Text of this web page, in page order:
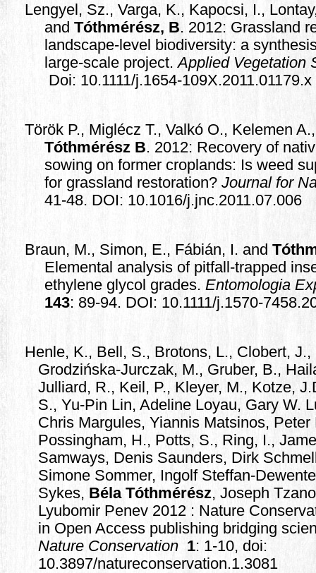
Lengyel, Sz., Varga, K., Kapocsi, I.,
andTóthmérész, B. 2012: Grassland
landscape-level biodiversity: a
large-scale project.Applied Vegetation
Doi: 10.1111/j.1654-109X.2011.01179.x
Török P., Miglécz T., Valkó O., Kelemen
Tóthmérész B. 2012: Recovery of
sowing on former croplands: Is weed
for grassland restoration?Journal for
41-48. DOI: 10.1016/j.jnc.2011.07.006
Braun, M., Simon, E., Fábián, I. and
Elemental analysis of pitfall-trapped
ethylene glycol grades.Entomologia
143: 89-94. DOI: 10.1111/j.1570-
Henle, K., Bell, S., Brotons, L., Clobert,
Grodzińska-Jurczak, M., Gruber, B.,
Julliard, R., Keil, P., Kleyer, M., Kotze,
S., Yu-Pin Lin, Adeline Loyau, Gary W.
Chris Margules, Yiannis Matsinos,
Possingham, H., Potts, S., Ring, I.,
Samways, Denis Saunders, Dirk
Simone Sommer, Ingolf Steffan-
Sykes, Béla Tóthmérész, Joseph
Lyubomir Penev 2012 : Nature
in Open Access publishing bridging
Nature Conservation 1: 1-10, doi:
10.3897/natureconservation.1.3081